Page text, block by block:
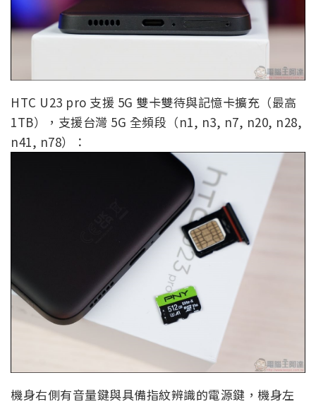
HTC U23 pro 支援 5G 雙卡雙待與記憶卡擴充（最高
1TB），支援台灣 5G 全頻段（n1, n3, n7, n20, n28,
n41, n78）：
機身右側有音量鍵與具備指紋辨識的電源鍵，機身左